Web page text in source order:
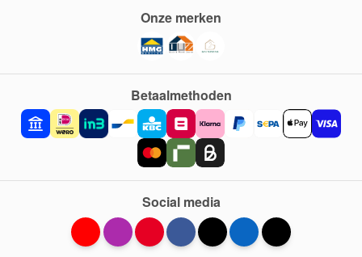
Betaalmethoden
Onze merken
Social media